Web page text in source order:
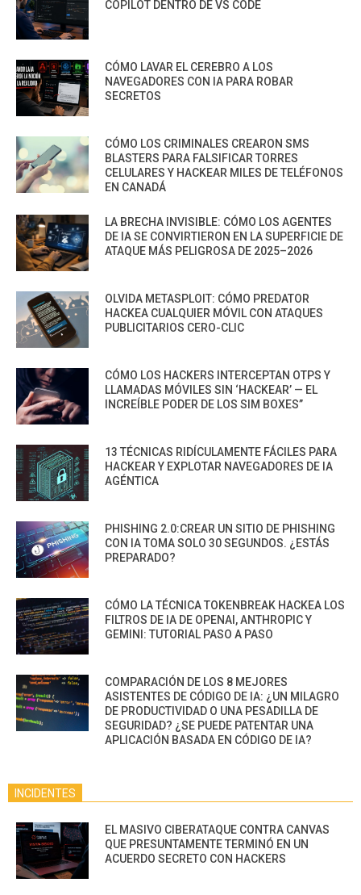
COPILOT DENTRO DE VS CODE
CÓMO LAVAR EL CEREBRO A LOS
NAVEGADORES CON IA PARA ROBAR
SECRETOS
CÓMO LOS CRIMINALES CREARON SMS
BLASTERS PARA FALSIFICAR TORRES
CELULARES Y HACKEAR MILES DE TELÉFONOS
EN CANADÁ
LA BRECHA INVISIBLE: CÓMO LOS AGENTES
DE IA SE CONVIRTIERON EN LA SUPERFICIE DE
ATAQUE MÁS PELIGROSA DE 2025–2026
OLVIDA METASPLOIT: CÓMO PREDATOR
HACKEA CUALQUIER MÓVIL CON ATAQUES
PUBLICITARIOS CERO-CLIC
CÓMO LOS HACKERS INTERCEPTAN OTPS Y
LLAMADAS MÓVILES SIN ‘HACKEAR’ — EL
INCREÍBLE PODER DE LOS SIM BOXES”
13 TÉCNICAS RIDÍCULAMENTE FÁCILES PARA
HACKEAR Y EXPLOTAR NAVEGADORES DE IA
AGÉNTICA
PHISHING 2.0:CREAR UN SITIO DE PHISHING
CON IA TOMA SOLO 30 SEGUNDOS. ¿ESTÁS
PREPARADO?
CÓMO LA TÉCNICA TOKENBREAK HACKEA LOS
FILTROS DE IA DE OPENAI, ANTHROPIC Y
GEMINI: TUTORIAL PASO A PASO
COMPARACIÓN DE LOS 8 MEJORES
ASISTENTES DE CÓDIGO DE IA: ¿UN MILAGRO
DE PRODUCTIVIDAD O UNA PESADILLA DE
SEGURIDAD? ¿SE PUEDE PATENTAR UNA
APLICACIÓN BASADA EN CÓDIGO DE IA?
INCIDENTES
EL MASIVO CIBERATAQUE CONTRA CANVAS
QUE PRESUNTAMENTE TERMINÓ EN UN
ACUERDO SECRETO CON HACKERS